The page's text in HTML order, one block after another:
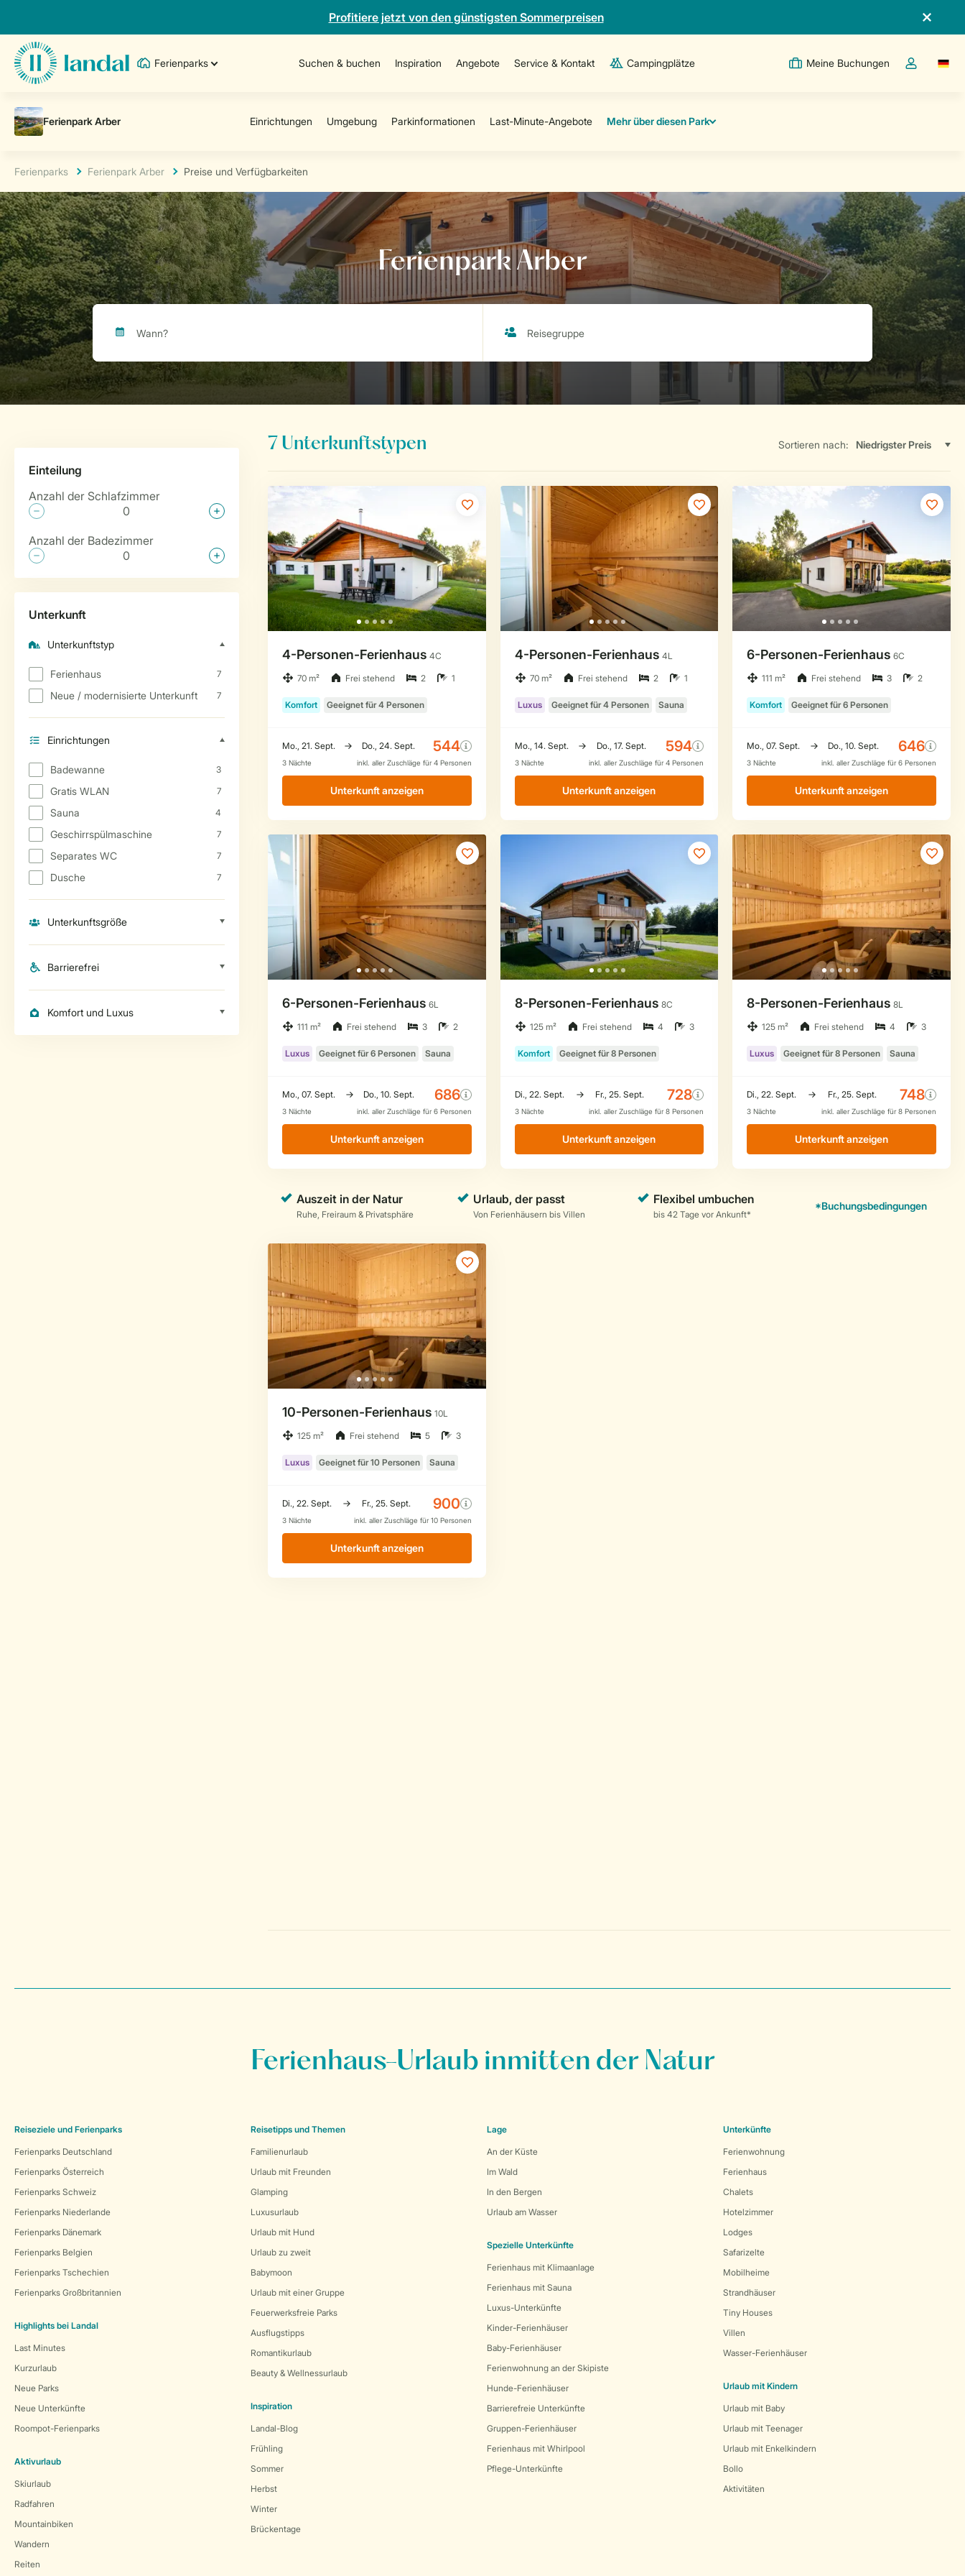
Profitiere jetzt von den günstigsten Sommerpreisen
Ferienparks Suchen & buchen Inspiration Angebote Service & Kontakt Campingplätze Meine Buchungen
Dropdown-
Ferienparks Ferienpark Arber Preise und Verfügbarkeiten
Sortieren nach:
Ferienhaus-Urlaub inmitten der Natur
Reiseziele und Ferienparks
Ferienparks Deutschland
Ferienparks Österreich
Ferienparks Schweiz
Ferienparks Niederlande
Ferienparks Dänemark
Ferienparks Belgien
Ferienparks Tschechien
Ferienparks Großbritannien
Highlights bei Landal
Last Minutes
Kurzurlaub
Neue Parks
Neue Unterkünfte
Roompot-Ferienparks
Aktivurlaub
Skiurlaub
Radfahren
Mountainbiken
Wandern
Reiten
Reisetipps und Themen
Familienurlaub
Urlaub mit Freunden
Glamping
Luxusurlaub
Urlaub mit Hund
Urlaub zu zweit
Babymoon
Urlaub mit einer Gruppe
Feuerwerksfreie Parks
Ausflugstipps
Romantikurlaub
Beauty & Wellnessurlaub
Inspiration
Landal-Blog
Frühling
Sommer
Herbst
Winter
Brückentage
Lage
An der Küste
Im Wald
In den Bergen
Urlaub am Wasser
Spezielle Unterkünfte
Ferienhaus mit Klimaanlage
Ferienhaus mit Sauna
Luxus-Unterkünfte
Kinder-Ferienhäuser
Baby-Ferienhäuser
Ferienwohnung an der Skipiste
Hunde-Ferienhäuser
Barrierefreie Unterkünfte
Gruppen-Ferienhäuser
Ferienhaus mit Whirlpool
Pflege-Unterkünfte
Unterkünfte
Ferienwohnung
Ferienhaus
Chalets
Hotelzimmer
Lodges
Safarizelte
Mobilheime
Strandhäuser
Tiny Houses
Villen
Wasser-Ferienhäuser
Urlaub mit Kindern
Urlaub mit Baby
Urlaub mit Teenager
Urlaub mit Enkelkindern
Bollo
Aktivitäten